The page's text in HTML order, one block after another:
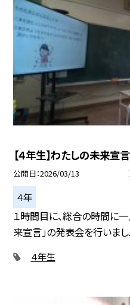
【４年生】わたしの未来宣言
公開日 2026/03/13
４年
１時間目に、総合の時間に
来宣言」の発表会を行いまし
４年生